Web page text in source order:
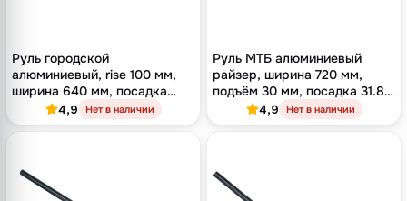
Руль городской
алюминиевый, rise 100 мм,
ширина 640 мм, посадка
25.4 мм, чёрный
4,9 Нет в наличии
Руль МТБ алюминиевый
райзер, ширина 720 мм,
подъём 30 мм, посадка 31.8
мм, чёрный
4,9 Нет в наличии